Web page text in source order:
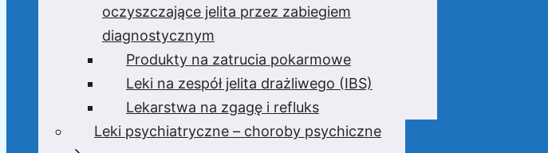
oczyszczające jelita przez zabiegiem
diagnostycznym
Produkty na zatrucia pokarmowe
Leki na zespół jelita drażliwego (IBS)
Lekarstwa na zgagę i refluks
Leki psychiatryczne – choroby psychiczne